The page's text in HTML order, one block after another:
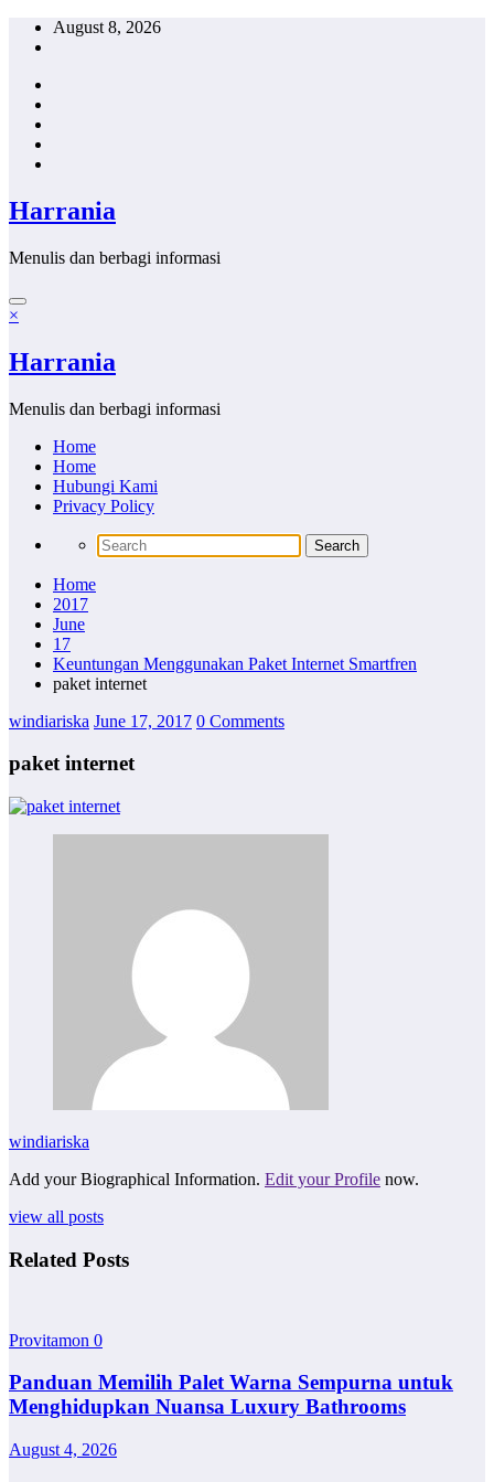
Skip
August 8, 2026
Harrania
Menulis dan berbagi informasi
×
Harrania
Menulis dan berbagi informasi
Home
Home
Hubungi Kami
Privacy Policy
Home
2017
June
17
Keuntungan Menggunakan Paket Internet Smartfren
paket internet
windiariska June 17, 2017 0 Comments
paket internet
windiariska
Add your Biographical Information. Edit your Profile now.
view all posts
Related Posts
Provitamon 0
Panduan Memilih Palet Warna Sempurna untuk
Menghidupkan Nuansa Luxury Bathrooms
August 4, 2026